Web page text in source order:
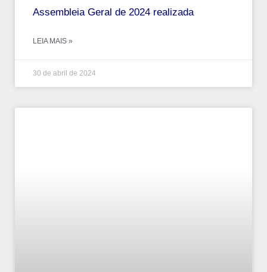
Assembleia Geral de 2024 realizada
LEIA MAIS »
30 de abril de 2024